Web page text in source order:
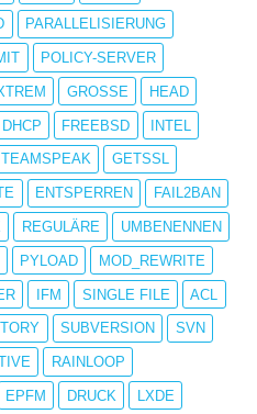
PARALLELISIERUNG
POLICY-SERVER
GROSSE HEAD
DHCP FREEBSD INTEL
TEAMSPEAK GETSSL
ENTSPERREN FAIL2BAN
REGULÄRE UMBENENNEN
PYLOAD MOD_REWRITE
IFM SINGLE FILE ACL
SUBVERSION SVN
RAINLOOP
EPFM DRUCK LXDE